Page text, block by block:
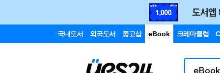
국내도서 외국도서 중고샵 eBook 크레마클럽